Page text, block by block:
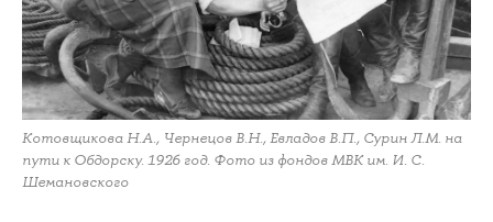
Котовщикова Н.А., Чернецов В.Н., Евладов В.П., Сурин Л.М. на
пути к Обдорску. 1926 год. Фото из фондов МВК им. И. С.
Шемановского